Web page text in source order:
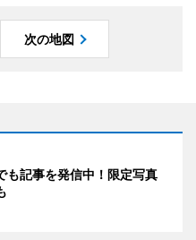
次の地図
も記事を発信中！限定写真